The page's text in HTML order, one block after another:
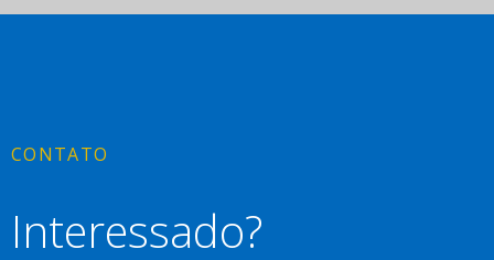
CONTATO
Interessado?